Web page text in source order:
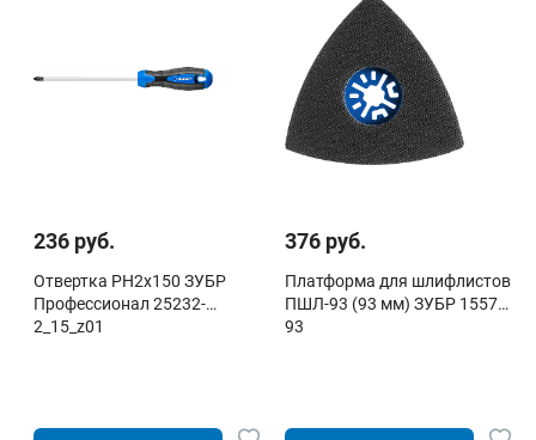
236 руб.
Отвертка PH2x150 ЗУБР
Профессионал 25232-
2_15_z01
376 руб.
Платформа для шлифлистов
ПШЛ-93 (93 мм) ЗУБР 15570-
93